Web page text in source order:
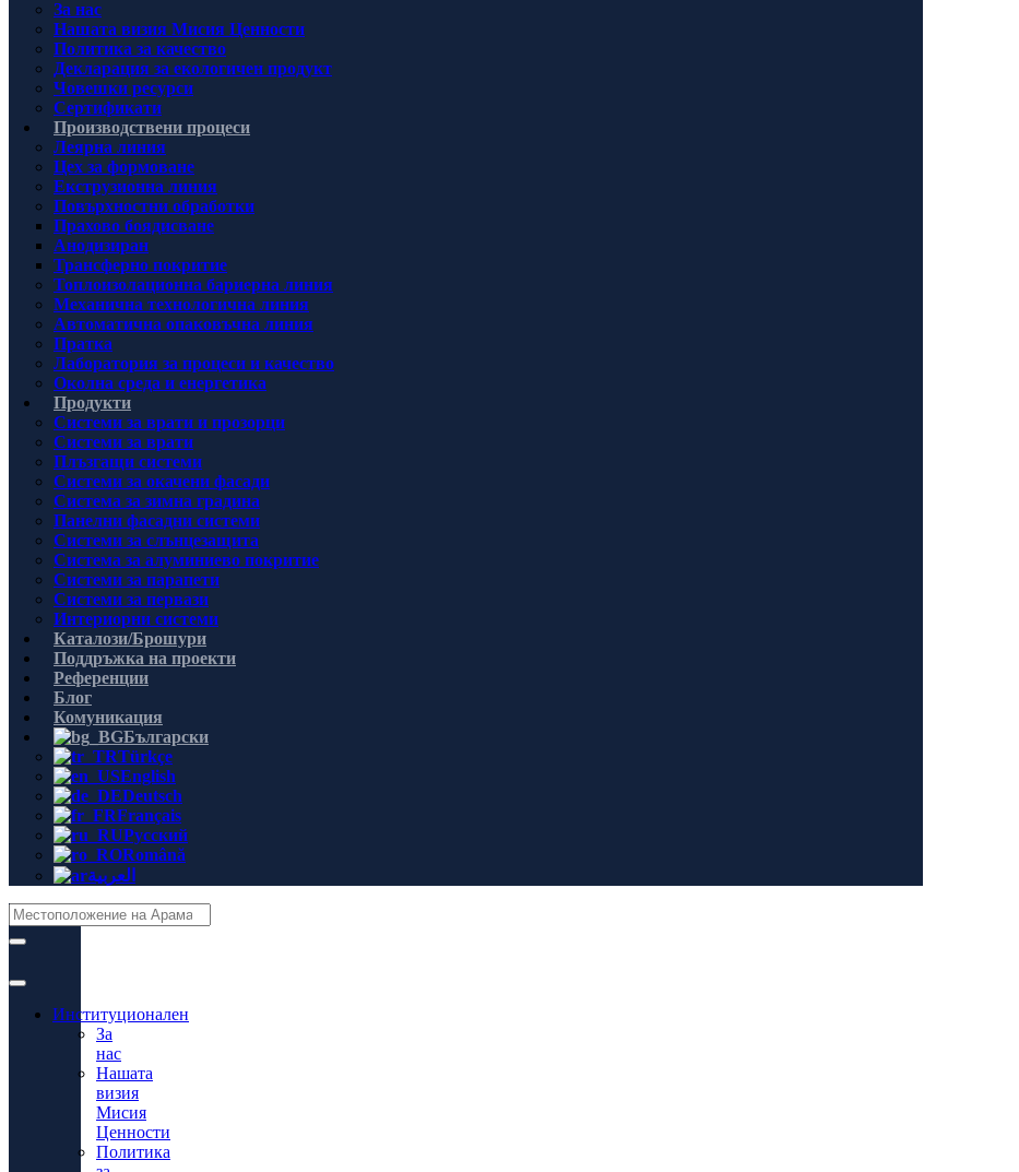
За нас
Нашата визия Мисия Ценности
Политика за качество
Декларация за екологичен продукт
Човешки ресурси
Сертификати
Производствени процеси
Леярна линия
Цех за формоване
Екструзионна линия
Повърхностни обработки
Прахово боядисване
Анодизиран
Трансферно покритие
Топлоизолационна бариерна линия
Механична технологична линия
Автоматична опаковъчна линия
Пратка
Лаборатория за процеси и качество
Околна среда и енергетика
Продукти
Системи за врати и прозорци
Системи за врати
Плъзгащи системи
Системи за окачени фасади
Система за зимна градина
Панелни фасадни системи
Системи за слънцезащита
Система за алуминиево покритие
Системи за парапети
Системи за первази
Интериорни системи
Каталози/Брошури
Поддръжка на проекти
Референции
Блог
Комуникация
Български
Türkçe
English
Deutsch
Français
Русский
Română
العربية
Институционален
За
нас
Нашата
визия
Мисия
Ценности
Политика